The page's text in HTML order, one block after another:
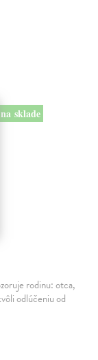
na sklade
rodinu: otca,
odlúčeniu od